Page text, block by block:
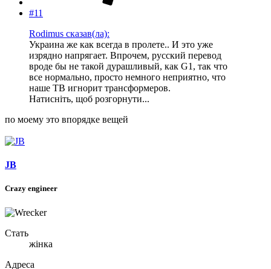
#11
Rodimus сказав(ла):
Украина же как всегда в пролете.. И это уже
изрядно напрягает. Впрочем, русский перевод
вроде бы не такой дурашливый, как G1, так что
все нормально, просто немного неприятно, что
наше ТВ игнорит трансформеров.
Натисніть, щоб розгорнути...
по моему это впорядке вещей
JB
Crazy engineer
Стать
жінка
Адреса